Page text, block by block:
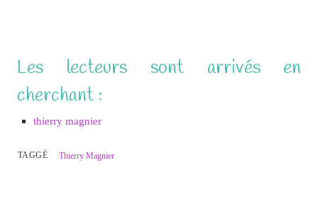
Les lecteurs sont arrivés en
cherchant :
thierry magnier
TAGGÉ Thierry Magnier